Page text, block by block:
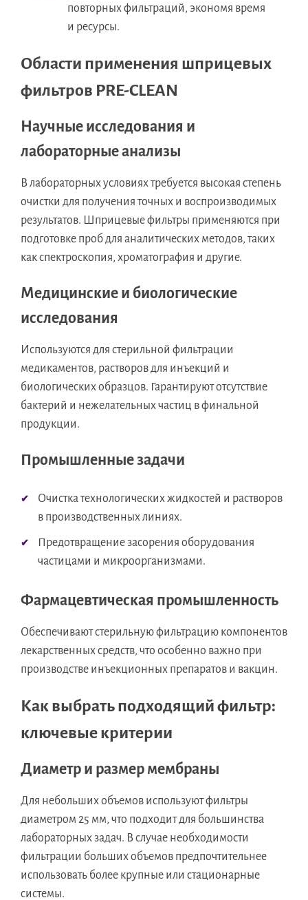
повторных фильтраций, экономя время
и ресурсы.
Области применения шприцевых
фильтров PRE-CLEAN
Научные исследования и
лабораторные анализы
В лабораторных условиях требуется высокая степень
очистки для получения точных и воспроизводимых
результатов. Шприцевые фильтры применяются при
подготовке проб для аналитических методов, таких
как спектроскопия, хроматография и другие.
Медицинские и биологические
исследования
Используются для стерильной фильтрации
медикаментов, растворов для инъекций и
биологических образцов. Гарантируют отсутствие
бактерий и нежелательных частиц в финальной
продукции.
Промышленные задачи
Очистка технологических жидкостей и растворов
в производственных линиях.
Предотвращение засорения оборудования
частицами и микроорганизмами.
Фармацевтическая промышленность
Обеспечивают стерильную фильтрацию компонентов
лекарственных средств, что особенно важно при
производстве инъекционных препаратов и вакцин.
Как выбрать подходящий фильтр:
ключевые критерии
Диаметр и размер мембраны
Для небольших объемов используют фильтры
диаметром 25 мм, что подходит для большинства
лабораторных задач. В случае необходимости
фильтрации больших объемов предпочтительнее
использовать более крупные или стационарные
системы.